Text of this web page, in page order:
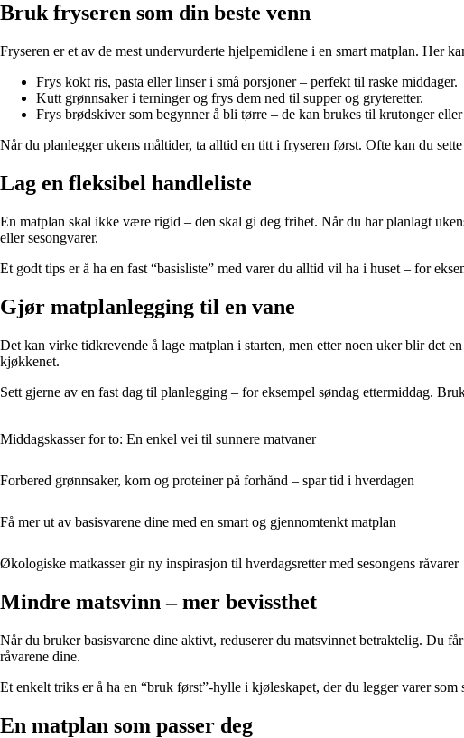
Bruk fryseren som din beste venn
Fryseren er et av de mest undervurderte hjelpemidlene i en smart matplan. Her
Frys kokt ris, pasta eller linser i små porsjoner – perfekt til raske middager.
Kutt grønnsaker i terninger og frys dem ned til supper og gryteretter.
Frys brødskiver som begynner å bli tørre – de kan brukes til krutonger eller
Når du planlegger ukens måltider, ta alltid en titt i fryseren først. Ofte kan du
Lag en fleksibel handleliste
En matplan skal ikke være rigid – den skal gi deg frihet. Når du har planlagt
eller sesongvarer.
Et godt tips er å ha en fast “basisliste” med varer du alltid vil ha i huset – for
Gjør matplanlegging til en vane
Det kan virke tidkrevende å lage matplan i starten, men etter noen uker blir det
kjøkkenet.
Sett gjerne av en fast dag til planlegging – for eksempel søndag ettermiddag.
Middagskasser for to: En enkel vei til sunnere matvaner
Forbered grønnsaker, korn og proteiner på forhånd – spar tid i hverdagen
Få mer ut av basisvarene dine med en smart og gjennomtenkt matplan
Økologiske matkasser gir ny inspirasjon til hverdagsretter med sesongens råvarer
Mindre matsvinn – mer bevissthet
Når du bruker basisvarene dine aktivt, reduserer du matsvinnet betraktelig. Du
råvarene dine.
Et enkelt triks er å ha en “bruk først”-hylle i kjøleskapet, der du legger varer
En matplan som passer deg